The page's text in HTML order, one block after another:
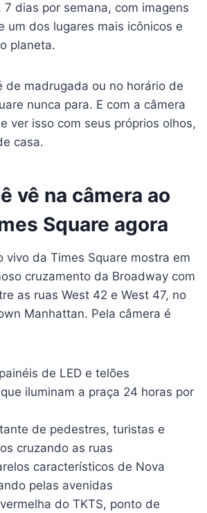
dias por semana, com imagens
um dos lugares mais icônicos e
planeta.
de madrugada ou no horário de
nunca para. E com a câmera
ver isso com seus próprios olhos,
casa.
vê na câmera ao
Square agora
vivo da Times Square mostra em
cruzamento da Broadway com
as ruas West 42 e West 47, no
Manhattan. Pela câmera é
de LED e telões
iluminam a praça 24 horas por
de pedestres, turistas e
cruzando as ruas
característicos de Nova
pelas avenidas
do TKTS, ponto de